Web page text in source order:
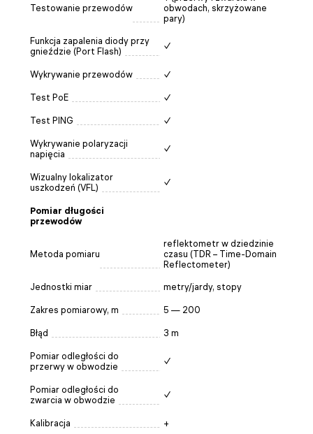
Testowanie przewodów
obwodach, skrzyżowane
pary)
Funkcja zapalenia diody przy
gnieździe (Port Flash)
✓
Wykrywanie przewodów ✓
Test PoE ✓
Test PING ✓
Wykrywanie polaryzacji
napięcia
✓
Wizualny lokalizator
uszkodzeń (VFL)
✓
Pomiar długości
przewodów
Metoda pomiaru
reflektometr w dziedzinie
czasu (TDR – Time-Domain
Reflectometer)
Jednostki miar metry/jardy, stopy
Zakres pomiarowy, m 5 — 200
Błąd 3 m
Pomiar odległości do
przerwy w obwodzie
✓
Pomiar odległości do
zwarcia w obwodzie
✓
Kalibracja +